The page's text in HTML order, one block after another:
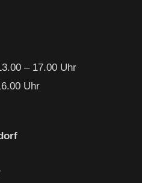
– 17.00 Uhr
Uhr